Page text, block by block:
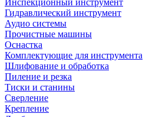
Инспекционный инструмент
Гидравлический инструмент
Аудио системы
Прочистные машины
Оснастка
Комплектующие для инструмента
Шлифование и обработка
Пиление и резка
Тиски и станины
Сверление
Крепление